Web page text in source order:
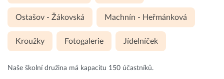
Ostašov - Žákovská Machnín - Heřmánková
Kroužky Fotogalerie Jídelníček
Naše školní družina má kapacitu 150 účastníků.